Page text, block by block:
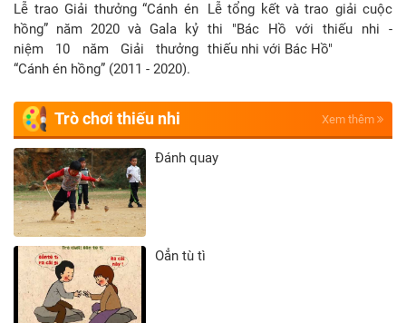
Câu hỏi “Nhanh tay
nhanh trí” trong số phát
sóng đầu tiên
để giúp đỡ
những trường
viên còn thực
hiện việc nuôi
Lễ trao Giải thưởng “Cánh én
hồng” năm 2020 và Gala kỷ
niệm 10 năm Giải thưởng
“Cánh én hồng” (2011 - 2020).
Lễ tổng kết và trao giải cuộc
thi "Bác Hồ với thiếu nhi -
thiếu nhi với Bác Hồ"
Trò chơi thiếu nhi Xem thêm
Đánh quay
Oẳn tù tì